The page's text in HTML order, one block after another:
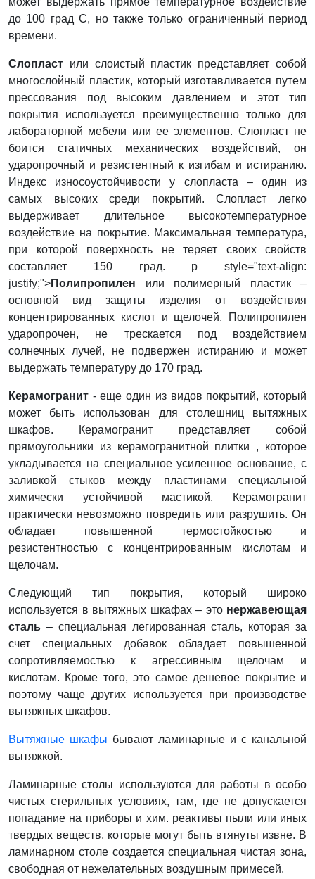
до 100 град С, но также только ограниченный период
времени.
Слопласт или слоистый пластик представляет собой
многослойный пластик, который изготавливается путем
прессования под высоким давлением и этот тип
покрытия используется преимущественно только для
лабораторной мебели или ее элементов. Слопласт не
боится статичных механических воздействий, он
ударопрочный и резистентный к изгибам и истиранию.
Индекс износоустойчивости у слопласта – один из
самых высоких среди покрытий. Слопласт легко
выдерживает длительное высокотемпературное
воздействие на покрытие. Максимальная температура,
при которой поверхность не теряет своих свойств
составляет 150 град. p style="text-align:
justify;">Полипропилен или полимерный пластик –
основной вид защиты изделия от воздействия
концентрированных кислот и щелочей. Полипропилен
ударопрочен, не трескается под воздействием
солнечных лучей, не подвержен истиранию и может
выдержать температуру до 170 град.
Керамогранит - еще один из видов покрытий, который
может быть использован для столешниц вытяжных
шкафов. Керамогранит представляет собой
прямоугольники из керамогранитной плитки , которое
укладывается на специальное усиленное основание, с
заливкой стыков между пластинами специальной
химически устойчивой мастикой. Керамогранит
практически невозможно повредить или разрушить. Он
обладает повышенной термостойкостью и
резистентностью с концентрированным кислотам и
щелочам.
Следующий тип покрытия, который широко
используется в вытяжных шкафах – это нержавеющая
сталь – специальная легированная сталь, которая за
счет специальных добавок обладает повышенной
сопротивляемостью к агрессивным щелочам и
кислотам. Кроме того, это самое дешевое покрытие и
поэтому чаще других используется при производстве
вытяжных шкафов.
Вытяжные шкафы бывают ламинарные и с канальной
вытяжкой.
Ламинарные столы используются для работы в особо
чистых стерильных условиях, там, где не допускается
попадание на приборы и хим. реактивы пыли или иных
твердых веществ, которые могут быть втянуты извне. В
ламинарном столе создается специальная чистая зона,
свободная от нежелательных воздушным примесей.